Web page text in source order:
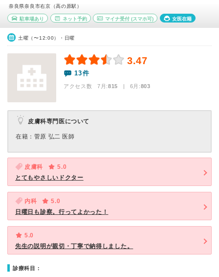
奈良県奈良市右京（高の原駅）
駐車場あり ネット予約 マイナ受付 (スマホ可) 女医在籍
土曜（〜12:00）・日曜
3.47
13件
アクセス数 7月:815 | 6月:803
皮膚科専門医について
在籍：菅原 弘二 医師
皮膚科
5.0
とてもやさしいドクター
内科
5.0
日曜日も診察。行ってよかった！
5.0
先生の説明が親切・丁寧で納得しました。
診療科目：